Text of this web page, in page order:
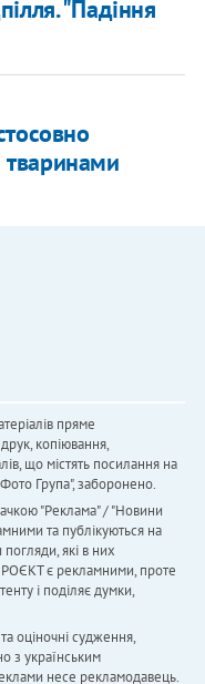
"Падіння
пряме
копіювання,
що містять посилання на
Група", заборонено.
"Реклама" / "Новини
та публікуються на
які в них
є рекламними, проте
і поділяє думки,
оціночні судження,
з українським
несе рекламодавець.